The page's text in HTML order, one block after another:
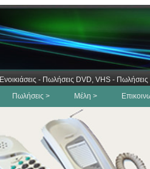
Ενοικιάσεις - Πωλήσεις DVD, VHS -
Πωλήσεις > Μέλη >